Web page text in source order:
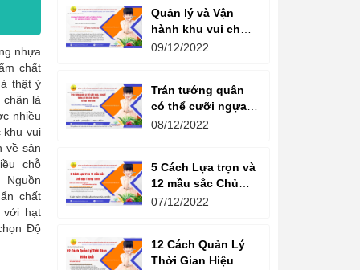
nhựa
chất
thật ý
chân là
nhiều
khu vui
về sản
chỗ
Nguồn
chất
với hạt
Độ
Quản lý và Vận
hành khu vui chơi
giải trí -
amusement parks
09/12/2022
Trán tướng quân
có thể cưỡi ngựa,
Bụng tể tướng có
08/12/2022
5 Cách Lựa trọn và
12 mầu sắc Chủ
đạo Tương sinh
năng lượng
07/12/2022
12 Cách Quản Lý
Thời Gian Hiệu